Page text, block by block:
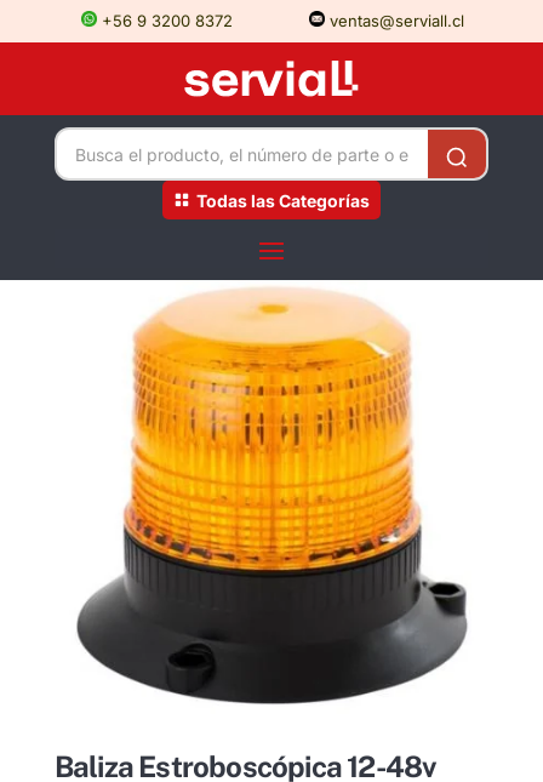
+56 9 3200 8372 ventas@serviall.cl
Todas las Categorías
Baliza Estroboscópica 12-48v